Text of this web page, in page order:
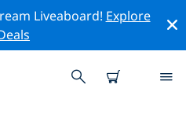
Liveaboard! Explore